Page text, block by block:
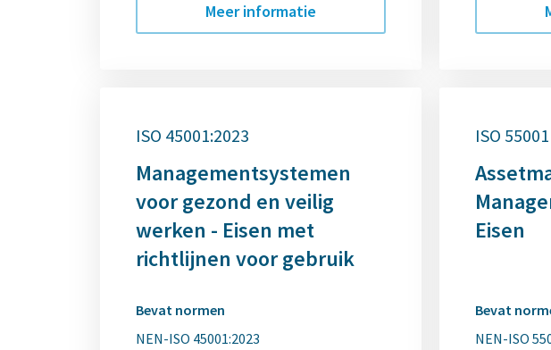
Meer informatie
ISO 45001:2023
Managementsystemen
voor gezond en veilig
werken - Eisen met
richtlijnen voor gebruik
Bevat normen
NEN-ISO 45001:2023
ISO 55001
Eisen
Bevat
NEN-ISO